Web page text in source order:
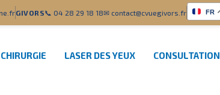
GIVORS📞 04 28 29 18 18✉ contact@cvuegivors.fr FR
CHIRURGIE LASER DES YEUX CONSULTATION